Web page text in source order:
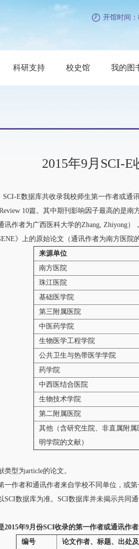
开馆时间：
科研支持 校史馆 我的图
2015年9月SCI-
E数据库共收录我校师生第一作者或通讯
10篇。其中期刊影响因子最高的是
讯作者为广西医科大学的Zhang, Zhiyong
》上的原始论文（通讯作者为南方医院
来源单位
南方医院
珠江医院
基础医学院
第三附属医院
中医药学院
生物医学工程学院
公共卫生与热带医学学院
药学院
中西医结合医院
生物技术学院
第二附属医院
其他（含研究生院、非直属附
明学院的文献）
型为article的论文。
作者和通讯作者来自学校不同单位，或第
数据库为准。SCI数据库并未揭示共同通
2015年9月份SCI收录的第一作者或通讯作
编号
论文作者、标题、出处